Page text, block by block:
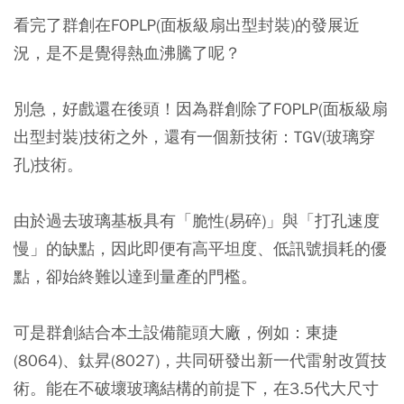
看完了群創在FOPLP(面板級扇出型封裝)的發展近
況，是不是覺得熱血沸騰了呢？
別急，好戲還在後頭！ 因為群創除了FOPLP(面板級扇
出型封裝)技術之外，還有一個新技術：TGV(玻璃穿
孔)技術。
由於過去玻璃基板具有「脆性(易碎)」與「打孔速度
慢」的缺點，因此即便有高平坦度、低訊號損耗的優
點，卻始終難以達到量產的門檻。
可是群創結合本土設備龍頭大廠，例如：東捷
(8064)、鈦昇(8027)，共同研發出新一代雷射改質技
術。能在不破壞玻璃結構的前提下，在3.5代大尺寸